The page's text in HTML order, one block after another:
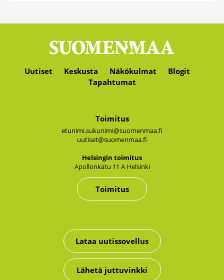
Uutiset Keskusta Näkökulmat
Blogit
Tapahtumat
Toimitus
etunimi.sukunimi@suomenmaa.fi
uutiset@suomenmaa.fi
Hel­sin­gin toi­mi­tus
Apol­lon­ka­tu 11 A Hel­sin­ki
Toimitus
Lataa uutissovellus
Lähetä juttuvinkki